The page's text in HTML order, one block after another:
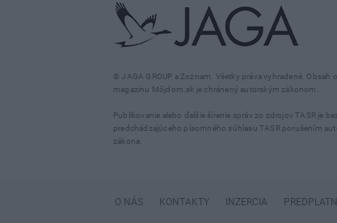
© JAGA GROUP a Zoznam. Všetky práva vyhradené. Obsah
magazínu Môjdom.sk je chránený autorským zákonom.
Publikovanie alebo ďalšie šírenie správ zo zdrojov TASR je bez
predchádzajúceho písomného súhlasu TASR porušením
zákona.
O NÁS KONTAKTY INZERCIA